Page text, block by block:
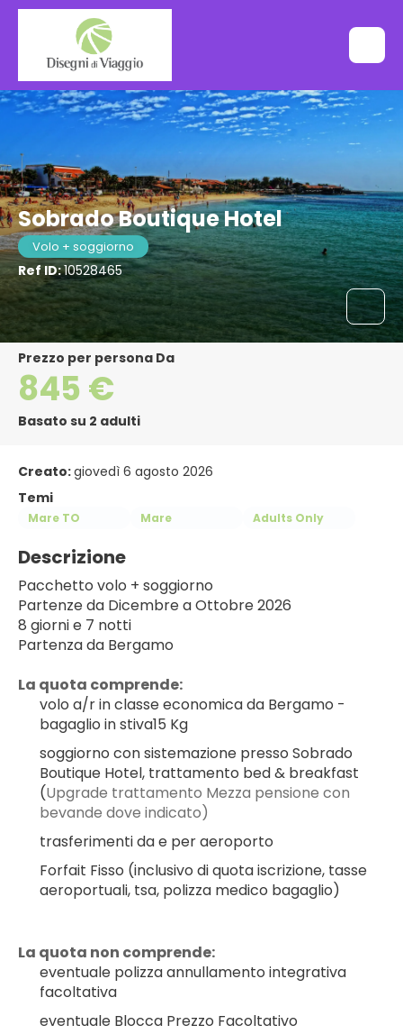
Sobrado Boutique Hotel
Volo + soggiorno
Ref ID:10528465
Prezzo per persona Da
845 €
Basato su 2 adulti
Creato:giovedì 6 agosto 2026
Temi
Mare TO Mare Adults Only
Descrizione
Pacchetto volo + soggiorno
Partenze da Dicembre a Ottobre 2026
8 giorni e 7 notti
Partenza da Bergamo
La quota comprende:
volo a/r in classe economica da Bergamo -
bagaglio in stiva15 Kg
soggiorno con sistemazione presso Sobrado
Boutique Hotel, trattamento bed & breakfast
(Upgrade trattamento Mezza pensione con
bevande dove indicato)
trasferimenti da e per aeroporto
Forfait Fisso (inclusivo di quota iscrizione, tasse
aeroportuali, tsa, polizza medico bagaglio)
La quota non comprende:
eventuale polizza annullamento integrativa
facoltativa
eventuale Blocca Prezzo Facoltativo